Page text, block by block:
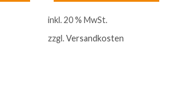
inkl. 20 % MwSt.
zzgl.Versandkosten